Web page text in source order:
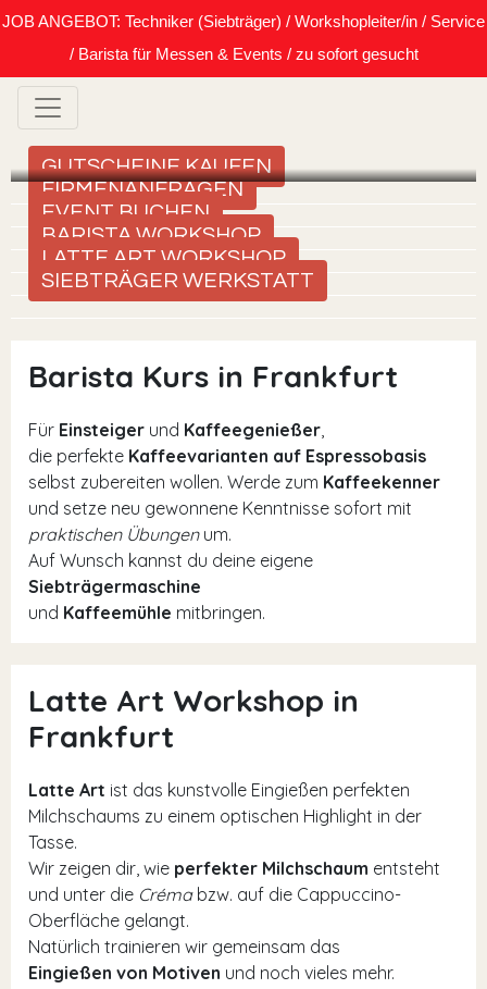
JOB ANGEBOT: Techniker (Siebträger) / Workshopleiter/in / Service
/ Barista für Messen & Events / zu sofort gesucht
GUTSCHEINE KAUFEN
FIRMENANFRAGEN
EVENT BUCHEN
BARISTA WORKSHOP
LATTE ART WORKSHOP
SIEBTRÄGER WERKSTATT
Barista Kurs in Frankfurt
Für Einsteiger und Kaffeegenießer,
die perfekte Kaffeevarianten auf Espressobasis
selbst zubereiten wollen. Werde zum Kaffeekenner
und setze neu gewonnene Kenntnisse sofort mit
praktischen Übungenum.
Auf Wunsch kannst du deine eigene
Siebträgermaschine
und Kaffeemühle mitbringen.
Latte Art Workshop in
Frankfurt
Latte Art ist das kunstvolle Eingießen perfekten
Milchschaums zu einem optischen Highlight in der
Tasse.
Wir zeigen dir, wie perfekter Milchschaum entsteht
und unter die Crémabzw. auf die Cappuccino-
Oberfläche gelangt.
Natürlich trainieren wir gemeinsam das
Eingießen von Motiven und noch vieles mehr.